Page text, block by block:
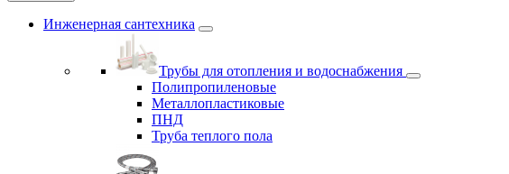
Инженерная сантехника
Трубы для отопления и водоснабжения
Полипропиленовые
Металлопластиковые
ПНД
Труба теплого пола